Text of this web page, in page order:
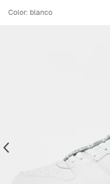
Color: blanco